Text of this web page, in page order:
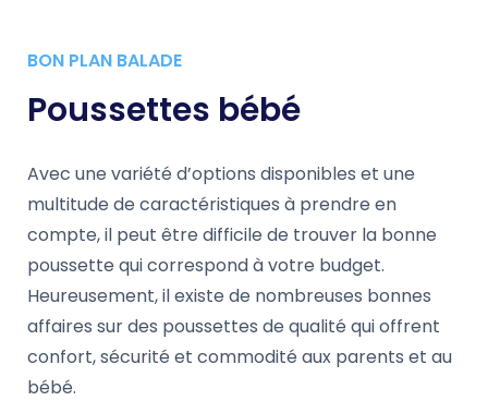
BON PLAN BALADE
Poussettes bébé
Avec une variété d’options disponibles et une
multitude de caractéristiques à prendre en
compte, il peut être difficile de trouver la bonne
poussette qui correspond à votre budget.
Heureusement, il existe de nombreuses bonnes
affaires sur des poussettes de qualité qui offrent
confort, sécurité et commodité aux parents et au
bébé.